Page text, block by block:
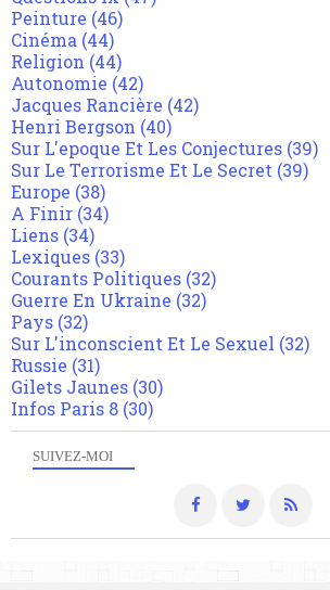
SUIVEZ-MOI
Peinture (46)
Cinéma (44)
Religion (44)
Autonomie (42)
Jacques Rancière (42)
Henri Bergson (40)
Sur L'epoque Et Les Conjectures (39)
Sur Le Terrorisme Et Le Secret (39)
Europe (38)
A Finir (34)
Liens (34)
Lexiques (33)
Courants Politiques (32)
Guerre En Ukraine (32)
Pays (32)
Sur L'inconscient Et Le Sexuel (32)
Russie (31)
Gilets Jaunes (30)
Infos Paris 8 (30)